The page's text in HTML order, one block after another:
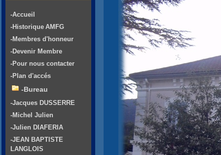
-Accueil
-Historique AMFG
-Membres d'honneur
-Devenir Membre
-Pour nous contacter
-Plan d'accés
-Bureau
-Jacques DUSSERRE
-Michel Julien
-Julien DIAFERIA
-JEAN BAPTISTE
LANGLOIS